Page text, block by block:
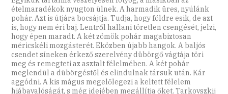
ételmaradékok nyugton ülnek. A harmadik üres, nyúlánk
pohár. Azt is útjára bocsájtja. Tudja, hogy földre esik, de azt
is, hogy nem éri baj. Lentről hallani töretlen csengését, jelzi,
hogy épen maradt. A két zömök pohár magabiztosan
méricskéli mozgásterét. Eközben újabb hangok. A baljós
csendet síneken érkező szerelvény dübörgő vágtája töri
meg és remegteti az asztalt félelmében. A két pohár
meglendül a dübörgéstől és elindulnak társuk után. Kár
aggódni. A kis mágus megelőlegezi a keltett félelem
hiábavalóságát, s még idejében megállítja őket. Tarkovszkij